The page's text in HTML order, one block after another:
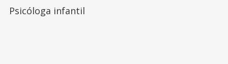
Psicóloga infantil